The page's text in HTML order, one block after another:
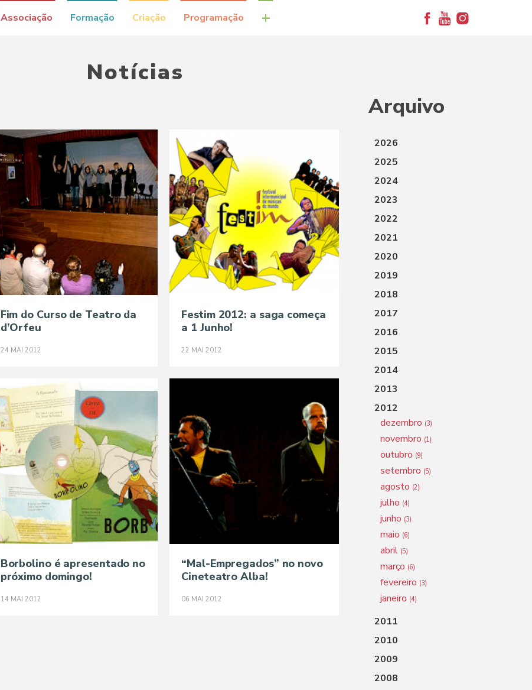
Associação Formação Criação Programação +
Notícias
Fim do Curso de Teatro da
d’Orfeu
24 MAI 2012
Festim 2012: a saga começa
a 1 Junho!
22 MAI 2012
Borbolino é apresentado no
próximo domingo!
14 MAI 2012
“Mal-Empregados” no novo
Cineteatro Alba!
06 MAI 2012
Arquivo
2026
2025
2024
2023
2022
2021
2020
2019
2018
2017
2016
2015
2014
2013
2012
dezembro (3)
novembro (1)
outubro (9)
setembro (5)
agosto (2)
julho (4)
junho (3)
maio (6)
abril (5)
março (6)
fevereiro (3)
janeiro (4)
2011
2010
2009
2008